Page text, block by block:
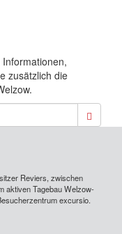
zusätzlich die
Reviers, zwischen
aktiven Tagebau Welzow-
excursio.